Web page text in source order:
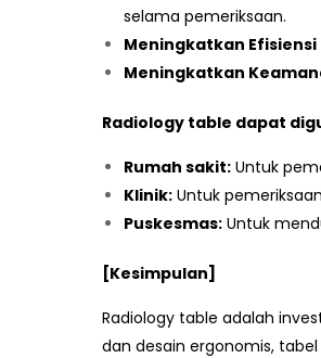
selama pemeriksaan.
Meningkatkan Efisiensi
Meningkatkan
Radiology table dapat
Rumah sakit: Untuk
Klinik: Untuk
Puskesmas: Untuk
[Kesimpulan]
Radiology table adalah
dan desain ergonomis,